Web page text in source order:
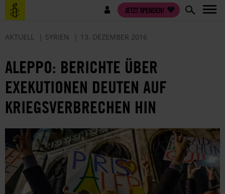
Direkt
zum
Benutzermenü JETZT SPENDEN!
AKTUELL SYRIEN 13. DEZEMBER 2016
ALEPPO: BERICHTE ÜBER
EXEKUTIONEN DEUTEN AUF
KRIEGSVERBRECHEN HIN